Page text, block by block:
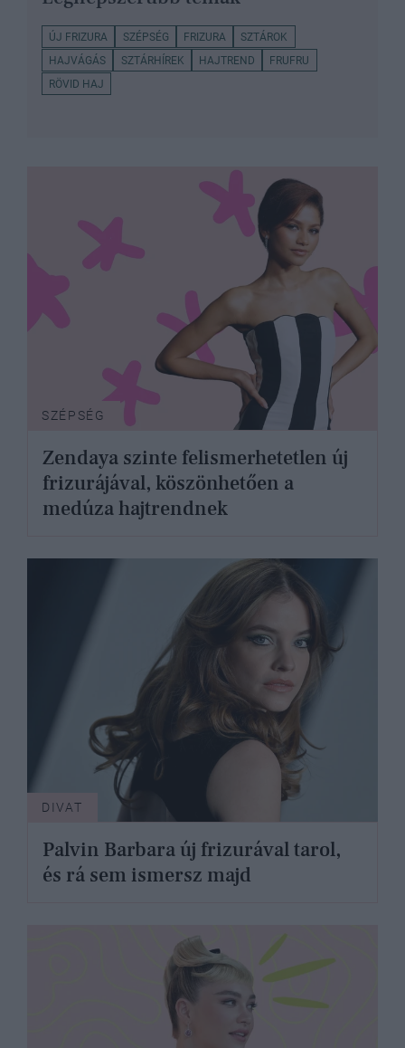
ÚJ FRIZURA SZÉPSÉG FRIZURA
SZTÁROK
HAJVÁGÁS
SZTÁRHÍREK HAJTREND
FRUFRU
RÖVID HAJ
SZÉPSÉG
Zendaya szinte felismerhetetlen új
frizurájával, köszönhetően a
medúza hajtrendnek
DIVAT
Palvin Barbara új frizurával tarol,
és rá sem ismersz majd